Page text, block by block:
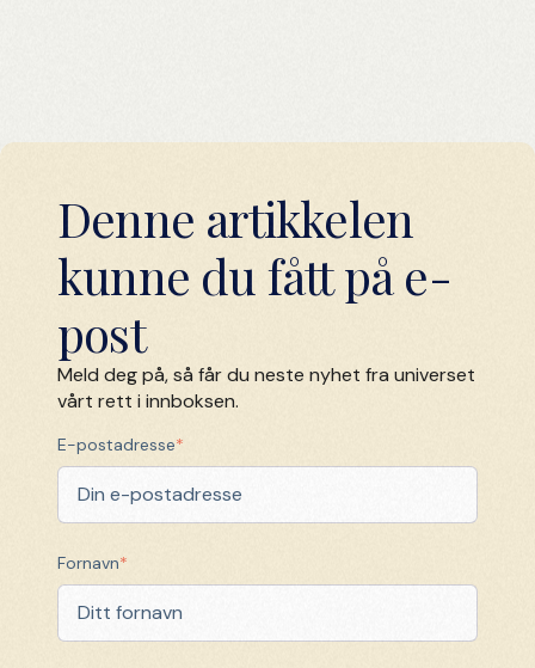
Denne artikkelen
kunne du fått på e-
post
Meld deg på, så får du neste nyhet fra universet
vårt rett i innboksen.
E-postadresse*
Fornavn*